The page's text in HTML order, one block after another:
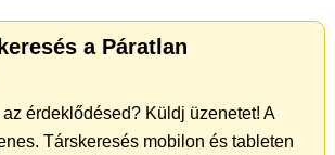
a Páratlan
érdeklődésed? Küldj üzenetet! A
Társkeresés mobilon és tableten